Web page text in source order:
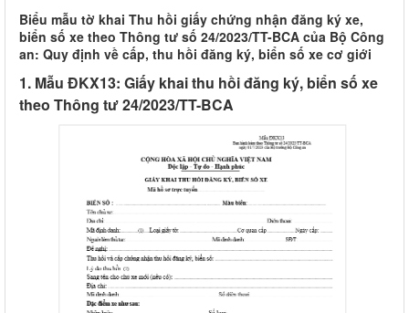
Biểu mẫu tờ khai Thu hồi giấy chứng nhận đăng ký xe,
biển số xe theo Thông tư số 24/2023/TT-BCA của Bộ Công
an: Quy định về cấp, thu hồi đăng ký, biển số xe cơ giới
1. Mẫu ĐKX13: Giấy khai thu hồi đăng ký, biển số xe
theo Thông tư 24/2023/TT-BCA